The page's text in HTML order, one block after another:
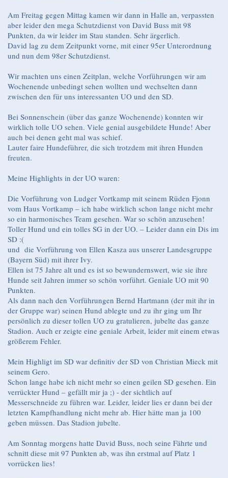
Am Freitag gegen Mittag kamen wir dann in Halle an, verpassten
aber leider den mega Schutzdienst von David Buss mit 98
Punkten, da wir leider im Stau standen. Sehr ärgerlich.
David lag zu dem Zeitpunkt vorne, mit einer 95er Unterordnung
und nun dem 98er Schutzdienst.
Wir machten uns einen Zeitplan, welche Vorführungen wir am
Wochenende unbedingt sehen wollten und wechselten dann
zwischen den für uns interessanten UO und den SD.
Bei Sonnenschein (über das ganze Wochenende) konnten wir
wirklich tolle UO sehen. Viele genial ausgebildete Hunde! Aber
auch bei denen geht mal was schief.
Lauter faire Hundeführer, die sich trotzdem mit ihren Hunden
freuten.
Meine Highlights in der UO waren:
Die Vorführung von Ludger Vortkamp mit seinem Rüden Fjonn
vom Haus Vortkamp – ich habe wirklich schon lange nicht mehr
so ein harmonisches Team gesehen. War so schön anzusehen!
Toller Hund und ein tolles SG in der UO. – Leider dann ein Dis im
SD :(
und die Vorführung von Ellen Kasza aus unserer Landesgruppe
(Bayern Süd) mit ihrer Ivy.
Ellen ist 75 Jahre alt und es ist so bewundernswert, wie sie ihre
Hunde seit Jahren immer so schön vorführt. Geniale UO mit 90
Punkten.
Als dann nach den Vorführungen Bernd Hartmann (der mit ihr in
der Gruppe war) seinen Hund ablegte und zu ihr ging um Ihr
persönlich zu dieser tollen UO zu gratulieren, jubelte das ganze
Stadion. Auch er zeigte eine geniale Arbeit, leider mit einem etwas
größerem Fehler.
Mein Highligt im SD war definitiv der SD von Christian Mieck mit
seinem Gero.
Schon lange habe ich nicht mehr so einen geilen SD gesehen. Ein
verrückter Hund – gefällt mir ja ;) - der sichtlich auf
Messerschneide zu führen war. Leider, leider lies er dann bei der
letzten Kampfhandlung nicht mehr ab. Hier hätte man ja 100
geben müssen. Das Stadion jubelte.
Am Sonntag morgens hatte David Buss, noch seine Fährte und
schnitt diese mit 97 Punkten ab, was ihn erstmal auf Platz 1
vorrücken lies!